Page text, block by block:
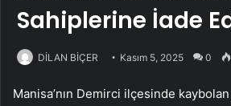
Sahiplerine İade
DİLAN BİÇER Kasım 5, 2025 0
Manisa’nın Demirci ilçesinde